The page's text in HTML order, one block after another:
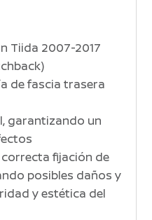
Tiida 2007-2017
de fascia trasera
garantizando un
fijación de
posibles daños y
y estética del